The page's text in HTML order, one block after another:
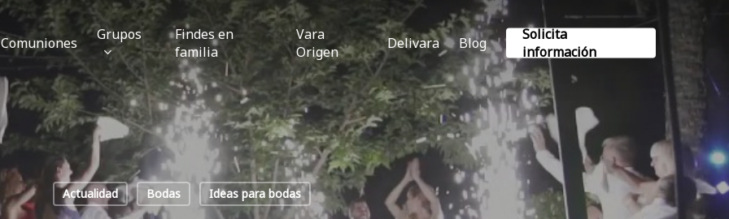
Comuniones Grupos
Findes en
familia
Vara
Origen
Delivara Blog
Solicita
información
Actualidad Bodas Ideas para bodas